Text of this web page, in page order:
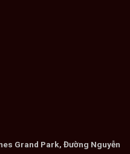
Grand Park, Đường Nguyễn